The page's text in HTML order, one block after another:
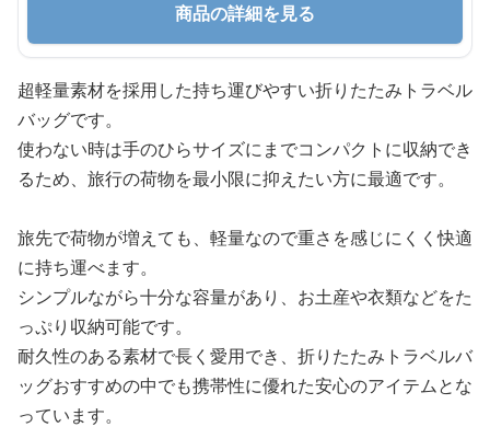
商品の詳細を見る
超軽量素材を採用した持ち運びやすい折りたたみトラベル
バッグです。
使わない時は手のひらサイズにまでコンパクトに収納でき
るため、旅行の荷物を最小限に抑えたい方に最適です。
旅先で荷物が増えても、軽量なので重さを感じにくく快適
に持ち運べます。
シンプルながら十分な容量があり、お土産や衣類などをた
っぷり収納可能です。
耐久性のある素材で長く愛用でき、折りたたみトラベルバ
ッグおすすめの中でも携帯性に優れた安心のアイテムとな
っています。